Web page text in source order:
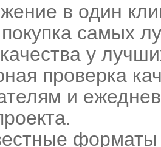
в один
самых
у
проверка
и
форматы